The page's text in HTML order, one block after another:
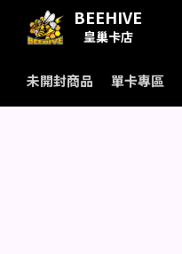
BEEHIVE
皇巢卡店
未開封商品 單卡專區